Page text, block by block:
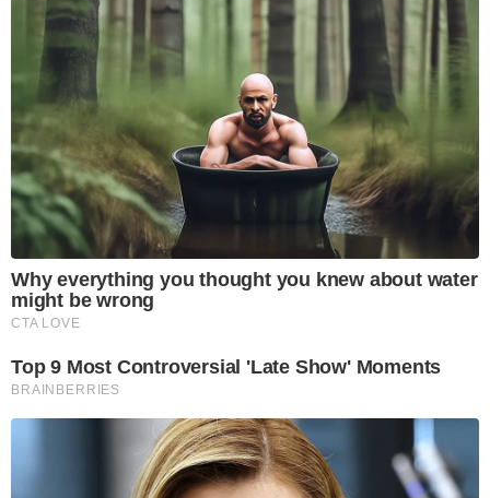
Why everything you thought you knew about water
might be wrong
CTA LOVE
Top 9 Most Controversial 'Late Show' Moments
BRAINBERRIES